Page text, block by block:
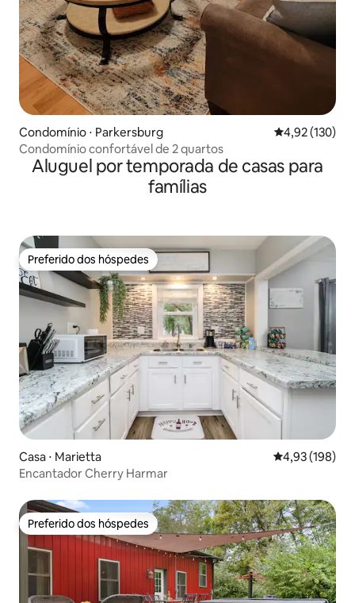
Condomínio ⋅ Parkersburg 4,92 de uma
4,92 (130)
Condomínio confortável de 2 quartos
Aluguel por temporada de casas para
famílias
Preferido dos hóspedes
Preferido dos hóspedes
Casa ⋅ Marietta 4,93 de uma
4,93 (198)
Encantador Cherry Harmar
Preferido dos hóspedes
Preferido dos hóspedes